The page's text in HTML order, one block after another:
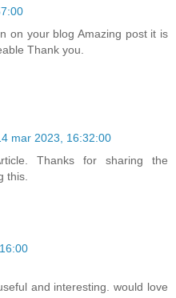
on your blog Amazing post it is
Thank you.
mar 2023, 16:32:00
Thanks for sharing the
this.
and interesting. would love